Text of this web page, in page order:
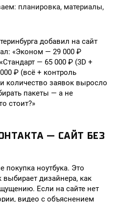
планировка, материалы,
добавил на сайт
«Эконом — 29 000 ₽
— 65 000 ₽ (3D +
₽ (всё + контроль
количество заявок выросло
пакеты — а не
стоит?»
— САЙТ БЕЗ
покупка ноутбука. Это
выбирает дизайнера, как
Если на сайте нет
видео с объяснением